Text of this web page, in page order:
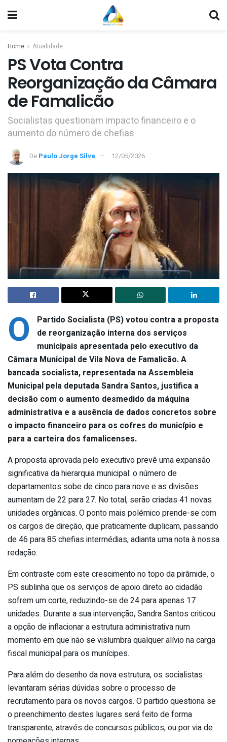
Home Atualidade
PS Vota Contra
Reorganização da Câmara
de Famalicão
Socialistas questionam impacto financeiro e o
aumento do número de chefias
De Paulo Jorge Silva 12/05/2026
O
Partido Socialista (PS) votou contra a proposta
de reorganização interna dos serviços
municipais apresentada pelo executivo da
Câmara Municipal de Vila Nova de Famalicão. A
bancada socialista, representada na Assembleia
Municipal pela deputada Sandra Santos, justifica a
decisão com o aumento desmedido da máquina
administrativa e a ausência de dados concretos sobre
o impacto financeiro para os cofres do município e
para a carteira dos famalicenses.
A proposta aprovada pelo executivo prevê uma expansão
significativa da hierarquia municipal: o número de
departamentos sobe de cinco para nove e as divisões
aumentam de 22 para 27. No total, serão criadas 41 novas
unidades orgânicas. O ponto mais polémico prende-se com
os cargos de direção, que praticamente duplicam, passando
de 46 para 85 chefias intermédias, adianta uma nota à nossa
redação.
Em contraste com este crescimento no topo da pirâmide, o
PS sublinha que os serviços de apoio direto ao cidadão
sofrem um corte, reduzindo-se de 24 para apenas 17
unidades. Durante a sua intervenção, Sandra Santos criticou
a opção de inflacionar a estrutura administrativa num
momento em que não se vislumbra qualquer alívio na carga
fiscal municipal para os munícipes.
Para além do desenho da nova estrutura, os socialistas
levantaram sérias dúvidas sobre o processo de
recrutamento para os novos cargos. O partido questiona se
o preenchimento destes lugares será feito de forma
transparente, através de concursos públicos, ou por via de